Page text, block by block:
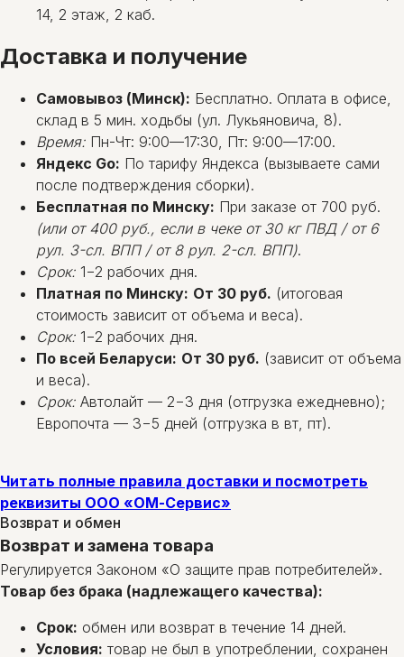
14, 2 этаж, 2 каб.
Доставка и получение
Самовывоз (Минск): Бесплатно. Оплата в офисе,
склад в 5 мин. ходьбы (ул. Лукьяновича, 8).
Время: Пн-Чт: 9:00—17:30, Пт: 9:00—17:00.
Яндекс Go: По тарифу Яндекса (вызываете сами
после подтверждения сборки).
Бесплатная по Минску: При заказе от 700 руб.
(или от 400 руб., если в чеке от 30 кг ПВД / от 6
рул. 3-сл. ВПП / от 8 рул. 2-сл. ВПП).
Срок: 1−2 рабочих дня.
Платная по Минску: От 30 руб. (итоговая
стоимость зависит от объема и веса).
Срок: 1−2 рабочих дня.
По всей Беларуси: От 30 руб. (зависит от объема
и веса).
Срок: Автолайт — 2−3 дня (отгрузка ежедневно);
Европочта — 3−5 дней (отгрузка в вт, пт).
Читать полные правила доставки и посмотреть
реквизиты ООО «ОМ-Сервис»
Возврат и обмен
Возврат и замена товара
Регулируется Законом «О защите прав потребителей».
Товар без брака (надлежащего качества):
Срок: обмен или возврат в течение 14 дней.
Условия: товар не был в употреблении, сохранен